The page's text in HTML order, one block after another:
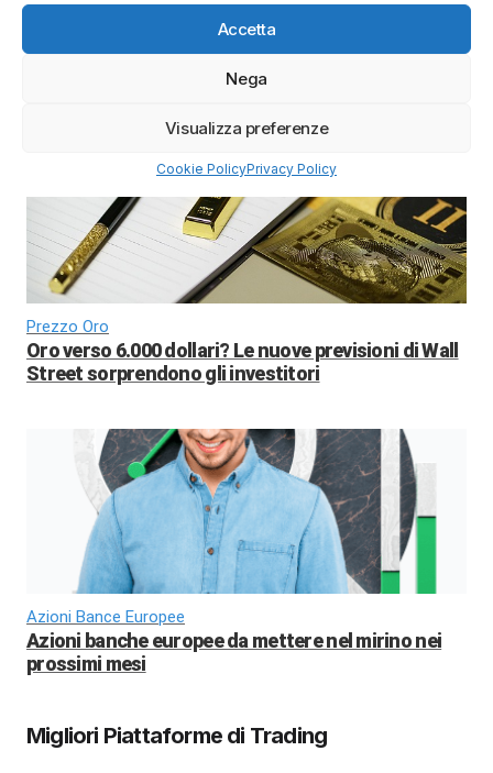
Accetta
Nega
Visualizza preferenze
Cookie PolicyPrivacy Policy
Bitcoin 2026: previsioni di prezzo e scenari di
Prezzo Oro
Oro verso 6.000 dollari? Le nuove previsioni di Wall
Street sorprendono gli investitori
Azioni Bance Europee
Azioni banche europee da mettere nel mirino nei
prossimi mesi
Migliori Piattaforme di Trading